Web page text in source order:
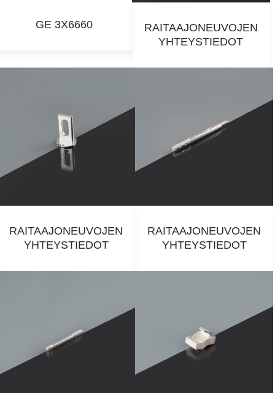
GE 3X6660
RAITAAJONEUVOJEN
YHTEYSTIEDOT
RAITAAJONEUVOJEN
YHTEYSTIEDOT
RAITAAJONEUVOJEN
YHTEYSTIEDOT